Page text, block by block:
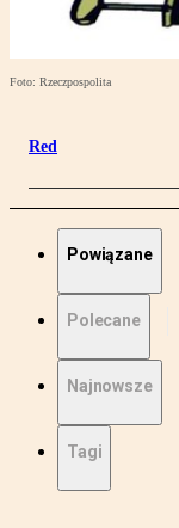
Foto: Rzeczpospolita
Red
Powiązane
Polecane
Najnowsze
Tagi